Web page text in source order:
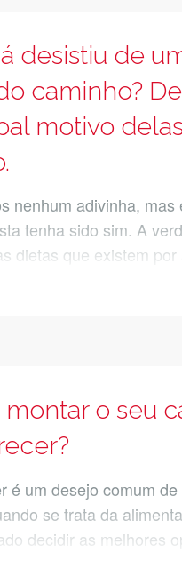
para conseguir aplicá-
a leitura. Como fazer a
desistiu de
caminho?
motivo
nenhum adivinha, mas
tenha sido sim. A
dietas que existem
são
mas não precisar
o seu
é um desejo comum
se trata da
decidir as melhores